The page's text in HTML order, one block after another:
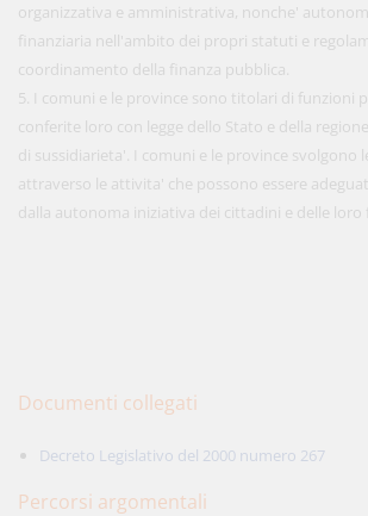
organizzativa e amministrativa, nonche'
finanziaria nell'ambito dei propri statuti e
coordinamento della finanza pubblica.
5. I comuni e le province sono titolari di funzioni
conferite loro con legge dello Stato e della
di sussidiarieta'. I comuni e le province svolgono
attraverso le attivita' che possono essere
dalla autonoma iniziativa dei cittadini e delle loro
Documenti collegati
Decreto Legislativo del 2000 numero 267
Percorsi argomentali